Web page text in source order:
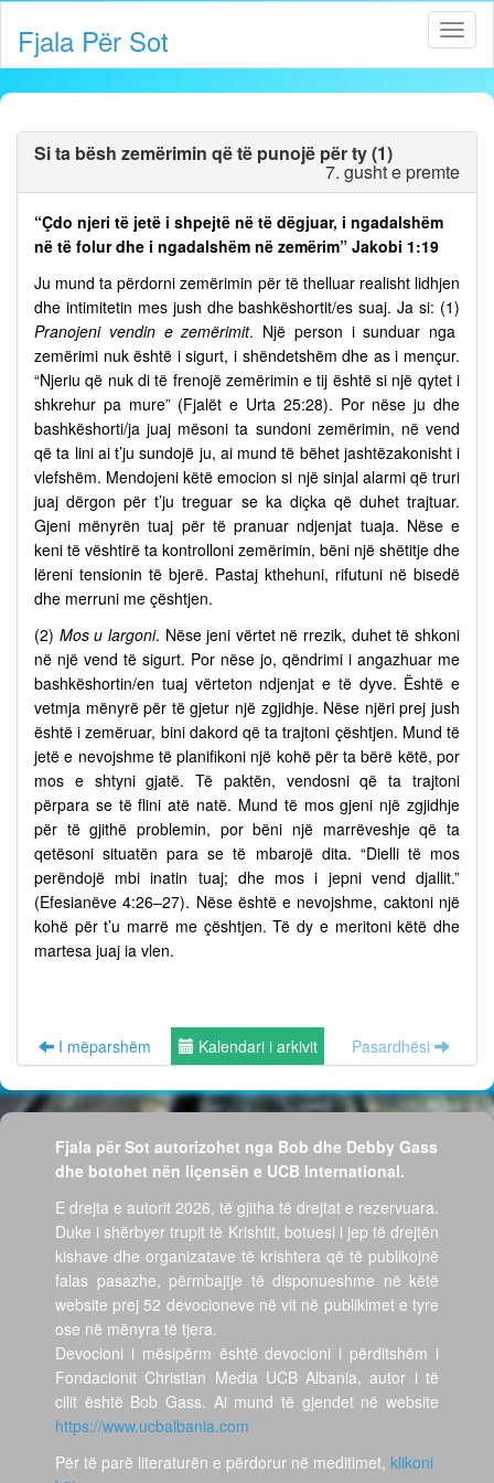
Fjala Për Sot
Si ta bësh zemërimin që të punojë për ty (1)
7. gusht e premte
“Çdo njeri të jetë i shpejtë në të dëgjuar, i ngadalshëm
në të folur dhe i ngadalshëm në zemërim” Jakobi 1:19
Ju mund ta përdorni zemërimin për të thelluar realisht lidhjen
dhe intimitetin mes jush dhe bashkëshortit/es suaj. Ja si: (1)
Pranojeni vendin e zemërimit. Një person i sunduar nga
zemërimi nuk është i sigurt, i shëndetshëm dhe as i mençur.
“Njeriu që nuk di të frenojë zemërimin e tij është si një qytet i
shkrehur pa mure” (Fjalët e Urta 25:28). Por nëse ju dhe
bashkëshorti/ja juaj mësoni ta sundoni zemërimin, në vend
që ta lini ai t’ju sundojë ju, ai mund të bëhet jashtëzakonisht i
vlefshëm. Mendojeni këtë emocion si një sinjal alarmi që truri
juaj dërgon për t’ju treguar se ka diçka që duhet trajtuar.
Gjeni mënyrën tuaj për të pranuar ndjenjat tuaja. Nëse e
keni të vështirë ta kontrolloni zemërimin, bëni një shëtitje dhe
lëreni tensionin të bjerë. Pastaj kthehuni, rifutuni në bisedë
dhe merruni me çështjen.
(2) Mos u largoni. Nëse jeni vërtet në rrezik, duhet të shkoni
në një vend të sigurt. Por nëse jo, qëndrimi i angazhuar me
bashkëshortin/en tuaj vërteton ndjenjat e të dyve. Është e
vetmja mënyrë për të gjetur një zgjidhje. Nëse njëri prej jush
është i zemëruar, bini dakord që ta trajtoni çështjen. Mund të
jetë e nevojshme të planifikoni një kohë për ta bërë këtë, por
mos e shtyni gjatë. Të paktën, vendosni që ta trajtoni
përpara se të flini atë natë. Mund të mos gjeni një zgjidhje
për të gjithë problemin, por bëni një marrëveshje që ta
qetësoni situatën para se të mbarojë dita. “Dielli të mos
perëndojë mbi inatin tuaj; dhe mos i jepni vend djallit.”
(Efesianëve 4:26–27). Nëse është e nevojshme, caktoni një
kohë për t’u marrë me çështjen. Të dy e meritoni këtë dhe
martesa juaj ia vlen.
I mëparshëm Kalendari i arkivit Pasardhësi
Fjala për Sot autorizohet nga Bob dhe Debby Gass
dhe botohet nën liçensën e UCB International.
E drejta e autorit 2026, të gjitha të drejtat e rezervuara.
Duke i shërbyer trupit të Krishtit, botuesi i jep të drejtën
kishave dhe organizatave të krishtera që të publikojnë
falas pasazhe, përmbajtje të disponueshme në këtë
website prej 52 devocioneve në vit në publikimet e tyre
ose në mënyra të tjera.
Devocioni i mësipërm është devocioni i përditshëm i
Fondacionit Christian Media UCB Albania, autor i të
cilit është Bob Gass. Ai mund të gjendet në website
https://www.ucbalbania.com
Për të parë literaturën e përdorur në meditimet, klikoni